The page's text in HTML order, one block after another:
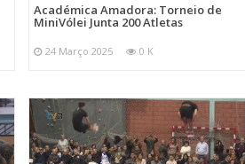
Académica Amadora: Torneio de
MiniVólei Junta 200 Atletas
24 Março 2025 0 K